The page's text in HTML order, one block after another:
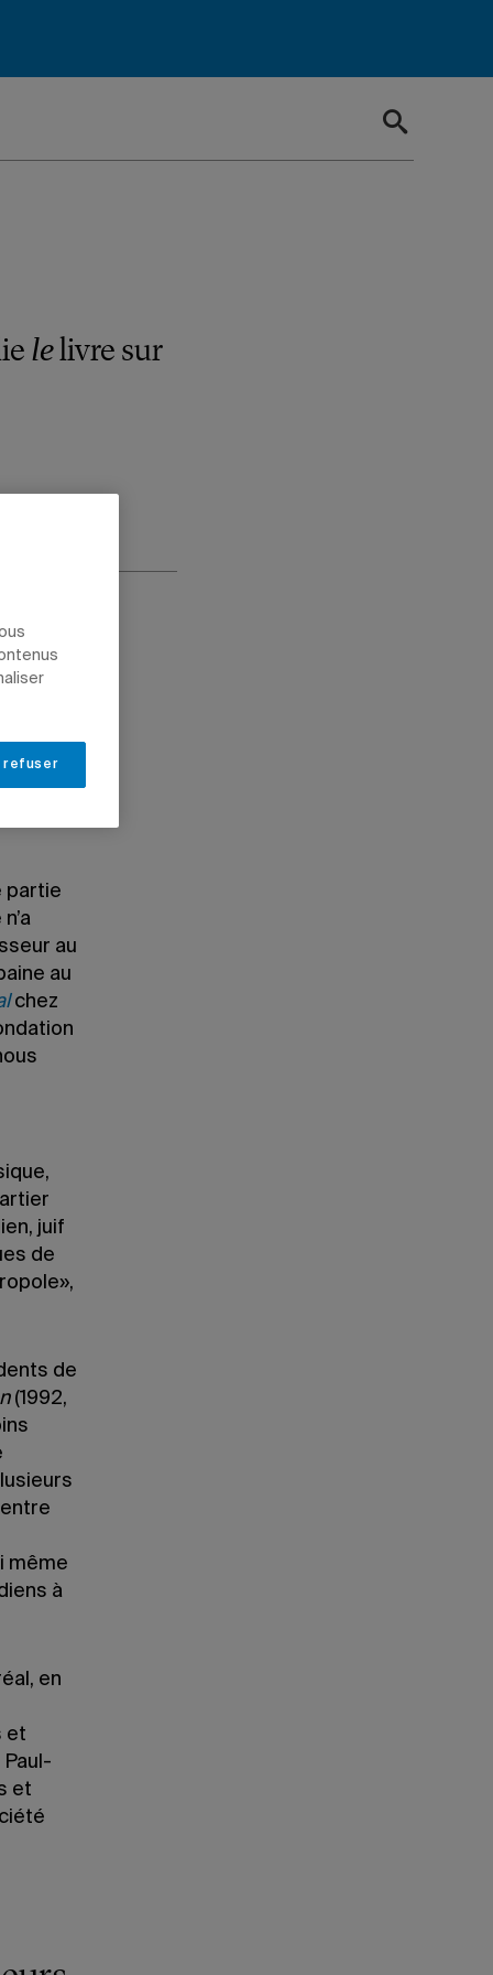
lelivre sur
partie
au
au
chez
juif
de
de
(1992,
même
à
en
et
et
refuser